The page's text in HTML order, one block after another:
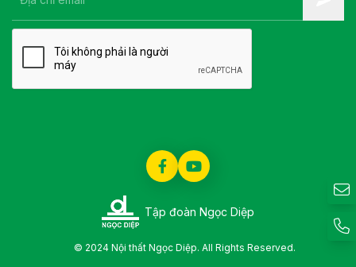
Tập đoàn Ngọc Diệp
© 2024 Nội thất Ngọc Diệp. All Rights Reserved.